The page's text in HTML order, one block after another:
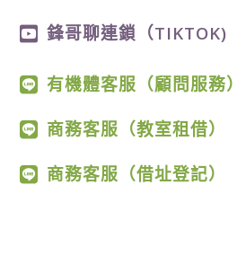
鋒哥聊連鎖（TIKTOK)
有機體客服（顧問服務）
商務客服（教室租借）
商務客服（借址登記）